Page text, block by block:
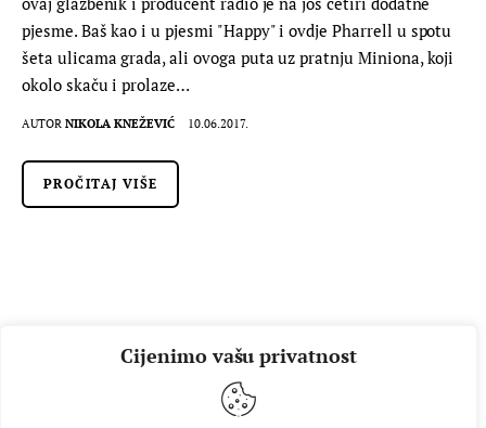
Cijenimo vašu privatnost
pjesme. Baš kao i u pjesmi "Happy" i ovdje Pharrell u spotu
šeta ulicama grada, ali ovoga puta uz pratnju Miniona, koji
okolo skaču i prolaze…
AUTOR NIKOLA KNEŽEVIĆ 10.06.2017.
PROČITAJ VIŠE